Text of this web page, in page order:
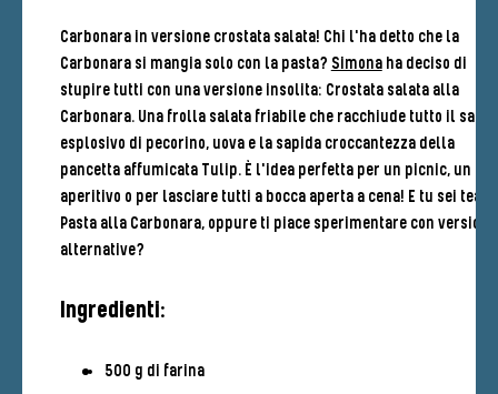
Carbonara in versione crostata salata! Chi l'ha detto che la
Carbonara si mangia solo con la pasta? Simonaha deciso di
stupire tutti con una versione insolita: Crostata salata alla
Carbonara. Una frolla salata friabile che racchiude tutto il
esplosivo di pecorino, uova e la sapida croccantezza della
pancetta affumicata Tulip. È l'idea perfetta per un picnic, un
aperitivo o per lasciare tutti a bocca aperta a cena! E tu sei team
Pasta alla Carbonara, oppure ti piace sperimentare con versioni
alternative?
Ingredienti:
500 g di farina